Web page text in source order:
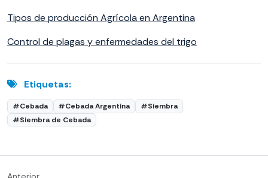
Tipos de producción Agrícola en Argentina
Control de plagas y enfermedades del trigo
Etiquetas:
#Cebada #Cebada Argentina
#Siembra
#Siembra de Cebada